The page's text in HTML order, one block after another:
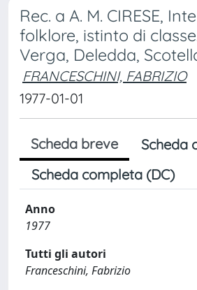
Rec. a A. M. CIRESE,
folklore, istinto di
Verga, Deledda,
FRANCESCHINI, FABRIZIO
1977-01-01
Scheda breve
Scheda
Scheda completa (DC)
Anno
1977
Tutti gli autori
Franceschini, Fabrizio